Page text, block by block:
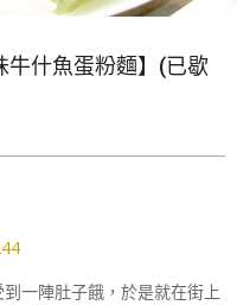
牛什魚蛋粉麵】(已歇
一陣肚子餓，於是就在街上